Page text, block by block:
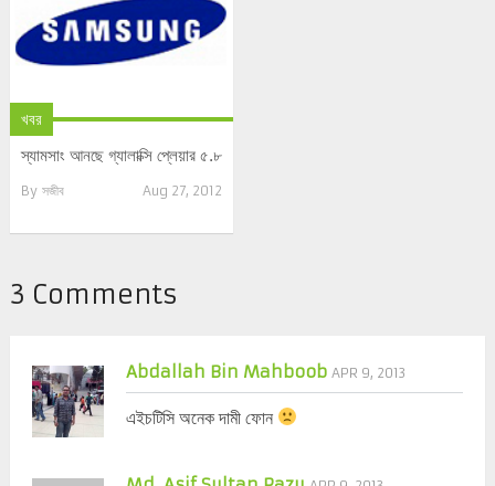
খবর
স্যামসাং আনছে গ্যালাক্সি প্লেয়ার ৫.৮
By সজীব Aug 27, 2012
3 Comments
Abdallah Bin Mahboob APR 9, 2013
এইচটিসি অনেক দামী ফোন